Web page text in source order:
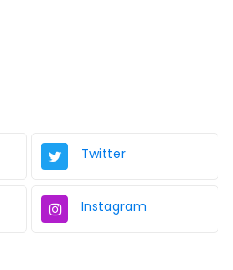
Twitter
Instagram